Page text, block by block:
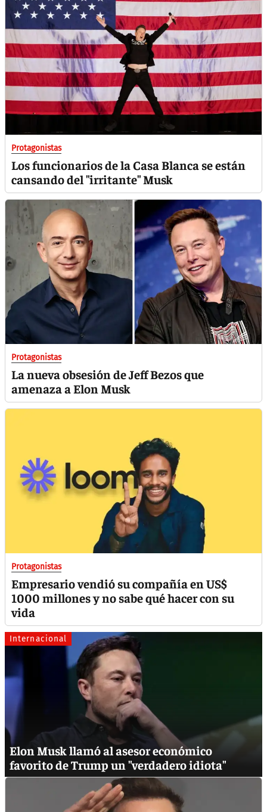
Protagonistas
Los funcionarios de la Casa Blanca se están
cansando del "irritante" Musk
Protagonistas
La nueva obsesión de Jeff Bezos que
amenaza a Elon Musk
Protagonistas
Empresario vendió su compañía en US$
1000 millones y no sabe qué hacer con su
vida
Internacional
Elon Musk llamó al asesor económico
favorito de Trump un "verdadero idiota"